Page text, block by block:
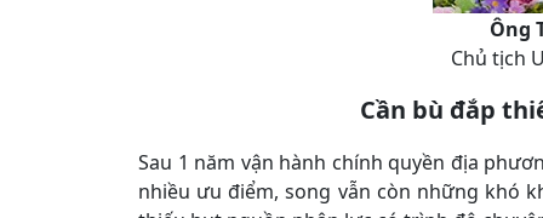
Ông
Chủ tịch
Cần bù đắp
Sau 1 năm vận hành chính quyền địa
nhiều ưu điểm, song vẫn còn những khó